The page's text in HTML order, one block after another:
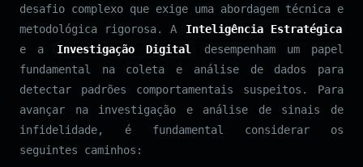
desafio complexo que exige uma abordagem técnica e
metodológica rigorosa. A
Inteligência Estratégica
e a
Investigação Digital
desempenham um papel
fundamental na coleta e análise de dados para
detectar padrões comportamentais suspeitos. Para
avançar na investigação e análise de sinais de
infidelidade, é fundamental considerar os
seguintes caminhos: